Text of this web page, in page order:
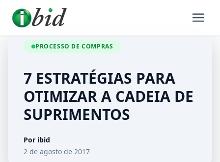
PROCESSO DE COMPRAS
7 ESTRATÉGIAS PARA
OTIMIZAR A CADEIA DE
SUPRIMENTOS
Por ibid
2 de agosto de 2017